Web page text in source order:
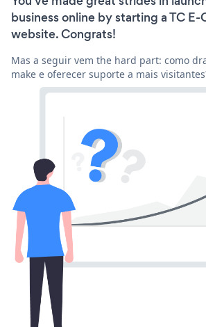
business online by starting a TC
website. Congrats!
Mas a seguir vem the hard part: como
make e oferecer suporte a mais